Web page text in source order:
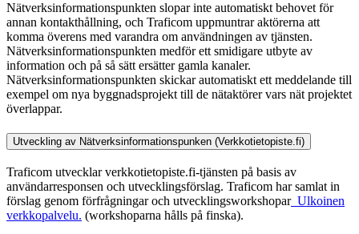
Nätverksinformationspunkten slopar inte automatiskt behovet för
annan kontakthållning, och Traficom uppmuntrar aktörerna att
komma överens med varandra om användningen av tjänsten.
Nätverksinformationspunkten medför ett smidigare utbyte av
information och på så sätt ersätter gamla kanaler.
Nätverksinformationspunkten skickar automatiskt ett meddelande till
exempel om nya byggnadsprojekt till de nätaktörer vars nät projektet
överlappar.
Utveckling av Nätverksinformationspunken (Verkkotietopiste.fi)
Traficom utvecklar verkkotietopiste.fi-tjänsten på basis av
användarresponsen och utvecklingsförslag. Traficom har samlat in
förslag genom förfrågningar och utvecklingsworkshopar Ulkoinen
verkkopalvelu. (workshoparna hålls på finska).